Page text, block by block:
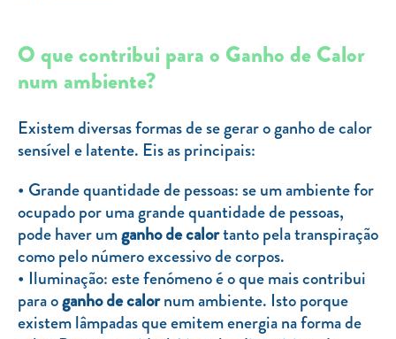
O que contribui para o Ganho de Calor
num ambiente?
Existem diversas formas de se gerar o ganho de calor
sensível e latente. Eis as principais:
Grande quantidade de pessoas: se um ambiente for
ocupado por uma grande quantidade de pessoas,
pode haver umganho de calortanto pela transpiração
como pelo número excessivo de corpos.
Iluminação: este fenómeno é o que mais contribui
para oganho de calornum ambiente. Isto porque
existem lâmpadas que emitem energia na forma de